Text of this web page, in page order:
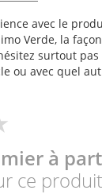
avec le
Verde, la
surtout pas
ou avec quel
à
ce produit